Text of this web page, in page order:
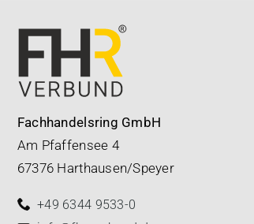
Fachhandelsring GmbH
Am Pfaffensee 4
67376 Harthausen/Speyer
+49 6344 9533-0